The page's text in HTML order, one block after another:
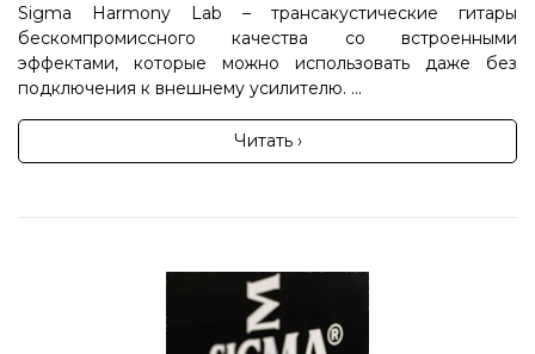
Sigma Harmony Lab – трансакустические гитары
бескомпромиссного качества со встроенными
эффектами, которые можно использовать даже без
подключения к внешнему усилителю. ...
Читать ›